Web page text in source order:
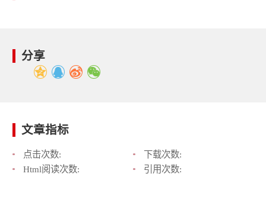
分享
文章指标
点击次数:
下载次数:
Html阅读次数:
引用次数: